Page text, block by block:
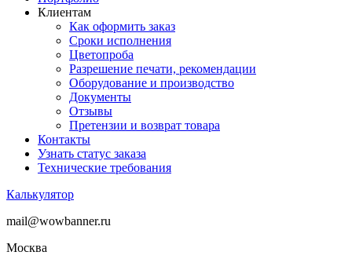
Клиентам
Как оформить заказ
Сроки исполнения
Цветопроба
Разрешение печати, рекомендации
Оборудование и производство
Документы
Отзывы
Претензии и возврат товара
Контакты
Узнать статус заказа
Технические требования
Калькулятор
mail@wowbanner.ru
Москва